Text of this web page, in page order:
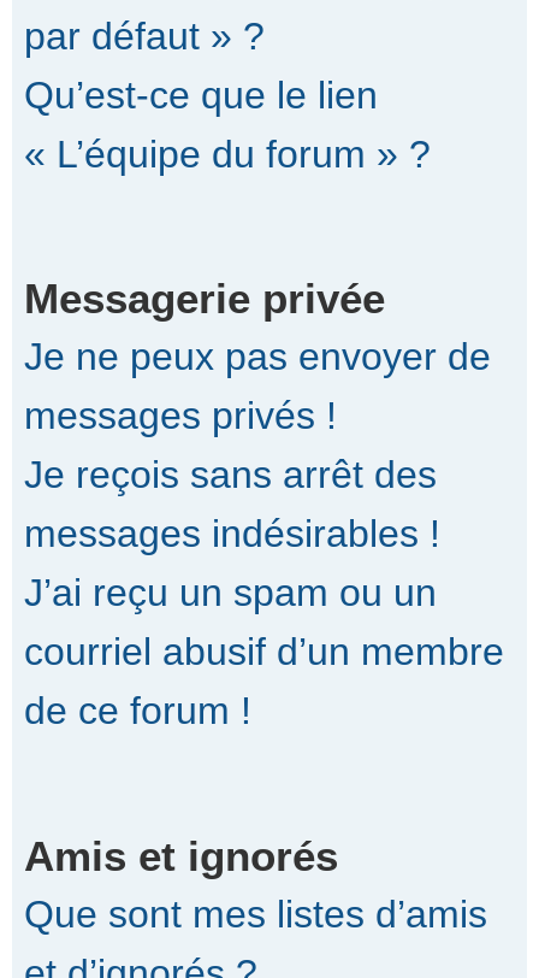
par défaut » ?
Qu’est-ce que le lien
« L’équipe du forum » ?
Messagerie privée
Je ne peux pas envoyer de
messages privés !
Je reçois sans arrêt des
messages indésirables !
J’ai reçu un spam ou un
courriel abusif d’un membre
de ce forum !
Amis et ignorés
Que sont mes listes d’amis